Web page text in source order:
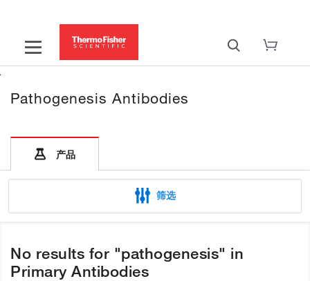
Pathogenesis Antibodies
产品
筛选
No results for "pathogenesis" in
Primary Antibodies